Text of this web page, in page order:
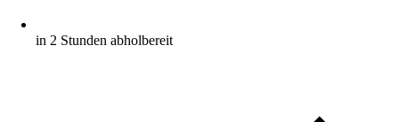
in 2 Stunden abholbereit